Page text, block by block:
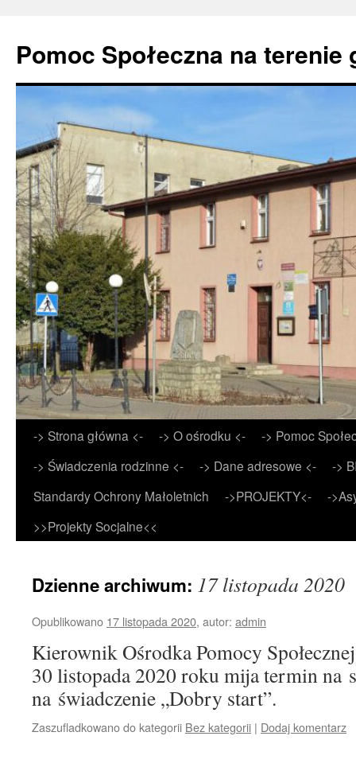
Pomoc Społeczna na terenie
Przejdź
do
treści
-> Strona główna <- -> O ośrodku <-
-> Pomoc
-> Świadczenia rodzinne <-
-> Dane adresowe <-
->
Standardy Ochrony Małoletnich
->PROJEKTY<-
-
>>Projekty Socjalne<<
Dzienne archiwum: 17 listopada 2020
Opublikowano 17 listopada 2020, autor: admin
Kierownik Ośrodka Pomocy
30 listopada 2020 roku mija termin na
na świadczenie „Dobry start”.
Zaszufladkowano do kategorii Bez kategorii | Dodaj komentarz